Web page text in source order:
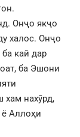
Онҷо якҷо
халос. Онҷо
кай дар
ба Эшони
нахӯрд,
ё Аллоҳи